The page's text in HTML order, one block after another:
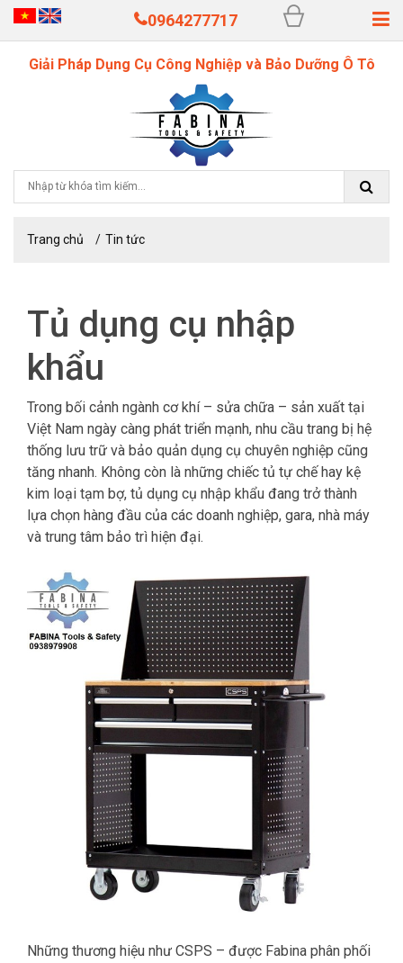
0964277717
Giải Pháp Dụng Cụ Công Nghiệp và Bảo Dưỡng Ô Tô
Trang chủ Tin tức
Tủ dụng cụ nhập
khẩu
Trong bối cảnh ngành cơ khí – sửa chữa – sản xuất tại
Việt Nam ngày càng phát triển mạnh, nhu cầu trang bị hệ
thống lưu trữ và bảo quản dụng cụ chuyên nghiệp cũng
tăng nhanh. Không còn là những chiếc tủ tự chế hay kệ
kim loại tạm bợ, tủ dụng cụ nhập khẩu đang trở thành
lựa chọn hàng đầu của các doanh nghiệp, gara, nhà máy
và trung tâm bảo trì hiện đại.
Những thương hiệu như CSPS – được Fabina phân phối